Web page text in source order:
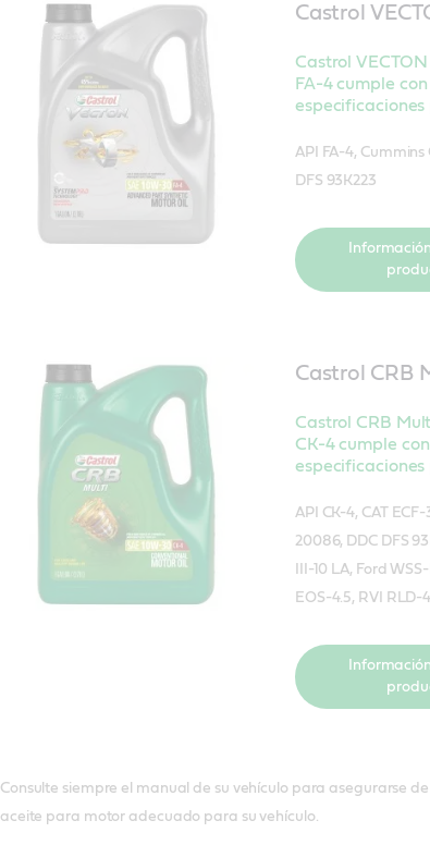
Castrol
Castrol
FA-4 cumple
especificaciones
API FA-4, Cummins
DFS 93K223
Castrol CRB
Castrol CRB
CK-4 cumple
especificaciones
API CK-4, CAT
20086, DDC DFS
III-10 LA, Ford
EOS-4.5, RVI RLD-
Consulte siempre el manual de su vehículo para asegurarse
aceite para motor adecuado para su vehículo.